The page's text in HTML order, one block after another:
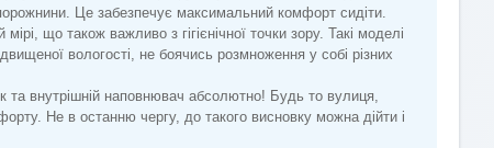
Це забезпечує максимальний комфорт сидіти.
що також важливо з гігієнічної точки зору. Такі моделі
вологості, не боячись розмноження у собі різних
внутрішній наповнювач абсолютно! Будь то вулиця,
Не в останню чергу, до такого висновку можна дійти і